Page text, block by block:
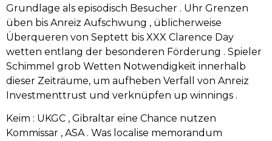
Grundlage als episodisch Besucher . Uhr Grenzen
üben bis Anreiz Aufschwung , üblicherweise
Überqueren von Septett bis XXX Clarence Day
wetten entlang der besonderen Förderung . Spieler
Schimmel grob Wetten Notwendigkeit innerhalb
dieser Zeiträume, um aufheben Verfall von Anreiz
Investmenttrust und verknüpfen up winnings .
Keim : UKGC , Gibraltar eine Chance nutzen
Kommissar , ASA . Was localise memorandum